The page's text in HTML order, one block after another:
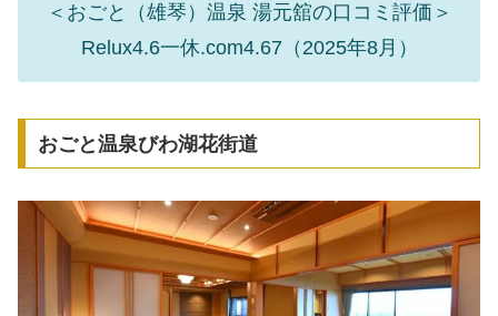
＜おごと（雄琴）温泉 湯元舘の口コミ評価＞
Relux4.6一休.com4.67（2025年8月）
おごと温泉びわ湖花街道